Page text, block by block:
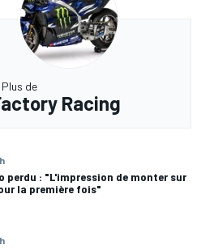
Plus de
Racing
perdu : "L'impression de monter sur
la première fois"